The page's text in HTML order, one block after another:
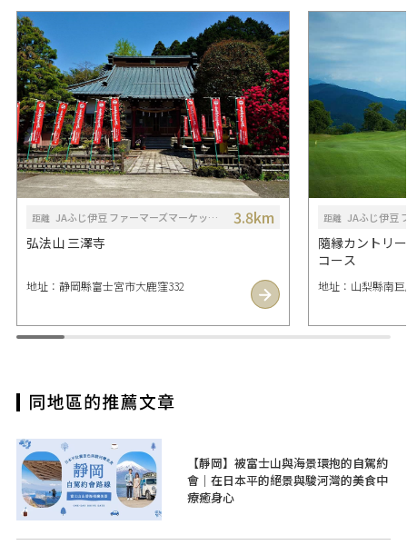
距離 JAふじ伊豆 ファーマーズマーケット う宮～な 3.8km
弘法山 三澤寺
地址：静岡縣富士宮市大鹿窪332
距離
隨縁カントリ
コース
地址：山梨縣南
【靜岡】被富士山與海景環抱的自駕約
會｜在日本平的絕景與駿河灣的美食中
療癒身心